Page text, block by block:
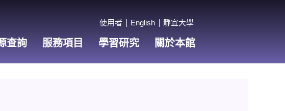
使用者 English 靜宜大學
查詢 服務項目 學習研究 關於本館